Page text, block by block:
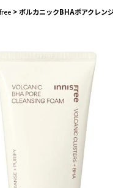
ボルカニックBHAポアクレン